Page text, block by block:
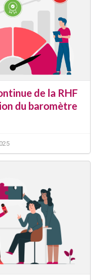
de la RHF
du baromètre